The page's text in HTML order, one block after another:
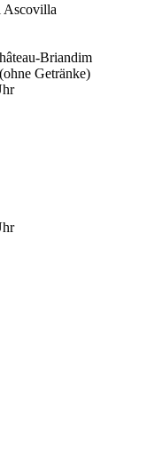
Ascovilla
Briandim
Getränke)